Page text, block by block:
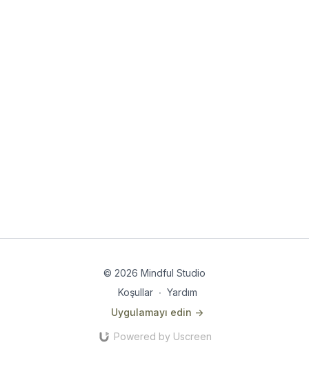
© 2026 Mindful Studio
Koşullar ∙ Yardım
Uygulamayı edin ->
Powered by Uscreen